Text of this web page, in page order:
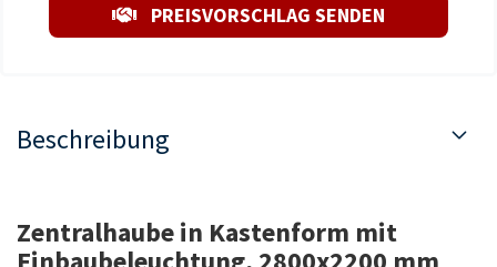
PREISVORSCHLAG SENDEN
Beschreibung
Zentralhaube in Kastenform mit